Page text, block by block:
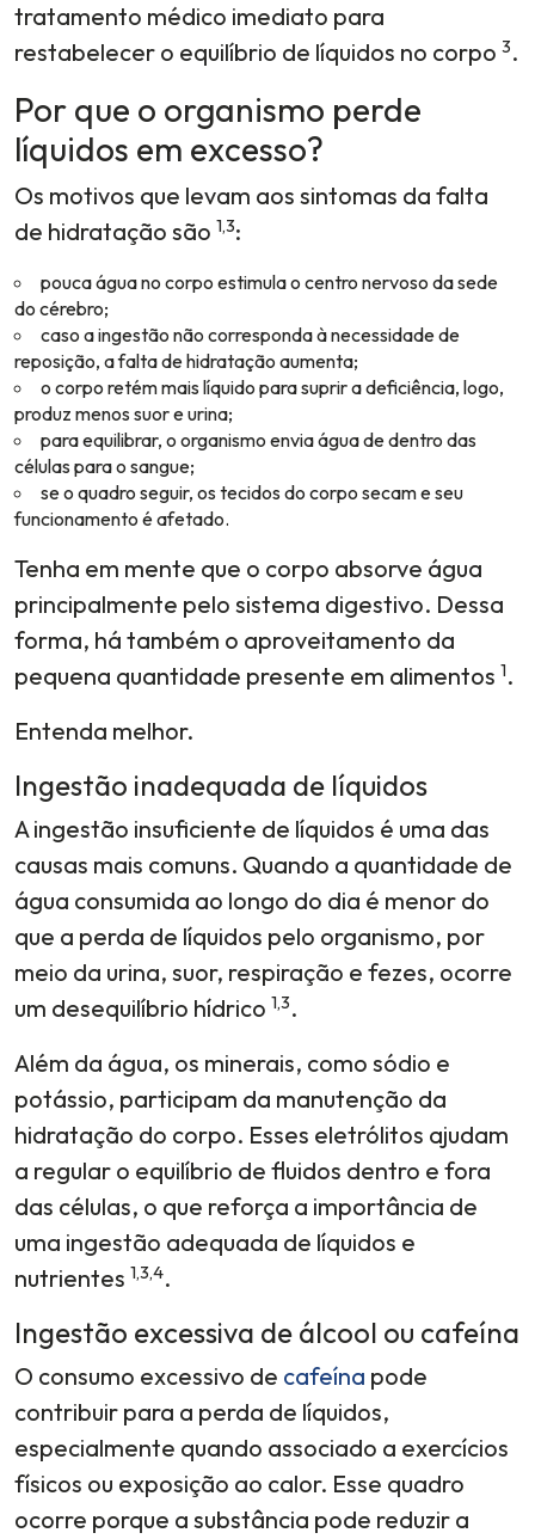
tratamento médico imediato para
restabelecer o equilíbrio de líquidos no corpo 3.
Por que o organismo perde
líquidos em excesso?
Os motivos que levam aos sintomas da falta
de hidratação são 1,3:
pouca água no corpo estimula o centro nervoso da sede
do cérebro;
caso a ingestão não corresponda à necessidade de
reposição, a falta de hidratação aumenta;
o corpo retém mais líquido para suprir a deficiência, logo,
produz menos suor e urina;
para equilibrar, o organismo envia água de dentro das
células para o sangue;
se o quadro seguir, os tecidos do corpo secam e seu
funcionamento é afetado.
Tenha em mente que o corpo absorve água
principalmente pelo sistema digestivo. Dessa
forma, há também o aproveitamento da
pequena quantidade presente em alimentos 1.
Entenda melhor.
Ingestão inadequada de líquidos
A ingestão insuficiente de líquidos é uma das
causas mais comuns. Quando a quantidade de
água consumida ao longo do dia é menor do
que a perda de líquidos pelo organismo, por
meio da urina, suor, respiração e fezes, ocorre
um desequilíbrio hídrico 1,3.
Além da água, os minerais, como sódio e
potássio, participam da manutenção da
hidratação do corpo. Esses eletrólitos ajudam
a regular o equilíbrio de fluidos dentro e fora
das células, o que reforça a importância de
uma ingestão adequada de líquidos e
nutrientes 1,3,4.
Ingestão excessiva de álcool ou cafeína
O consumo excessivo de cafeína pode
contribuir para a perda de líquidos,
especialmente quando associado a exercícios
físicos ou exposição ao calor. Esse quadro
ocorre porque a substância pode reduzir a